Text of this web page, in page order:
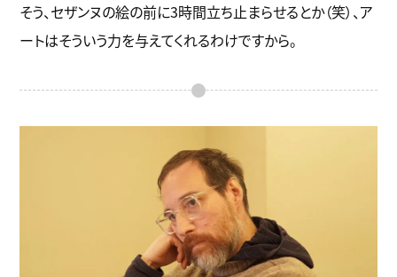
そう、セザンヌの絵の前に3時間立ち止まらせるとか（笑）、ア
ートはそういう力を与えてくれるわけですから。